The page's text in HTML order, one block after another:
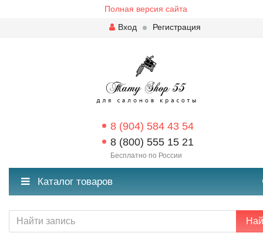
Полная версия сайта
Вход
Регистрация
8 (904) 584 43 54
8 (800) 555 15 21
Бесплатно по России
Каталог товаров